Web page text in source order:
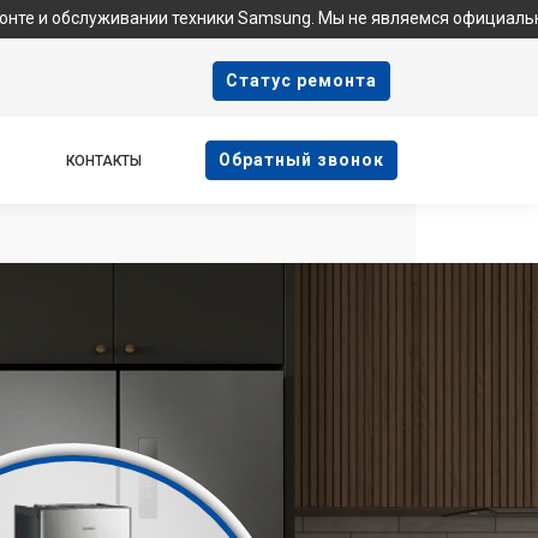
техники Samsung. Мы не являемся официальным
Cтатус ремонта
КОНТАКТЫ Oбратный звонок